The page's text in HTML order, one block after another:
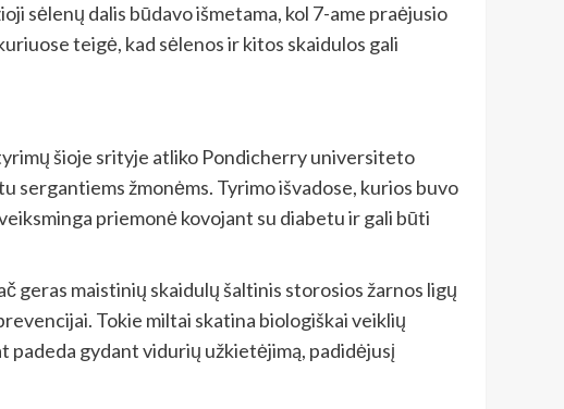
sėlenų dalis būdavo išmetama, kol 7-ame praėjusio
teigė, kad sėlenos ir kitos skaidulos gali
šioje srityje atliko Pondicherry universiteto
sergantiems žmonėms. Tyrimo išvadose, kurios buvo
priemonė kovojant su diabetu ir gali būti
geras maistinių skaidulų šaltinis storosios žarnos ligų
Tokie miltai skatina biologiškai veiklių
padeda gydant vidurių užkietėjimą, padidėjusį